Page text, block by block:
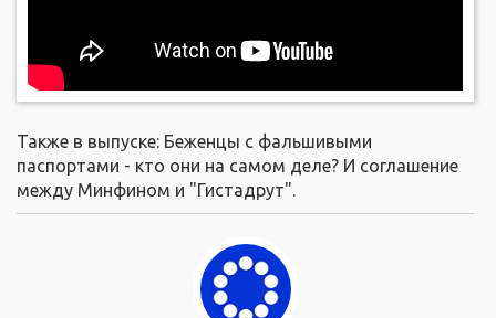
Также в выпуске: Беженцы с фальшивыми
паспортами - кто они на самом деле? И соглашение
между Минфином и "Гистадрут".